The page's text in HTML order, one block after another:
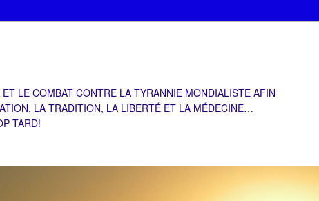
LE COMBAT CONTRE LA TYRANNIE MONDIALISTE AFIN
LA TRADITION, LA LIBERTÉ ET LA MÉDECINE…
TARD!